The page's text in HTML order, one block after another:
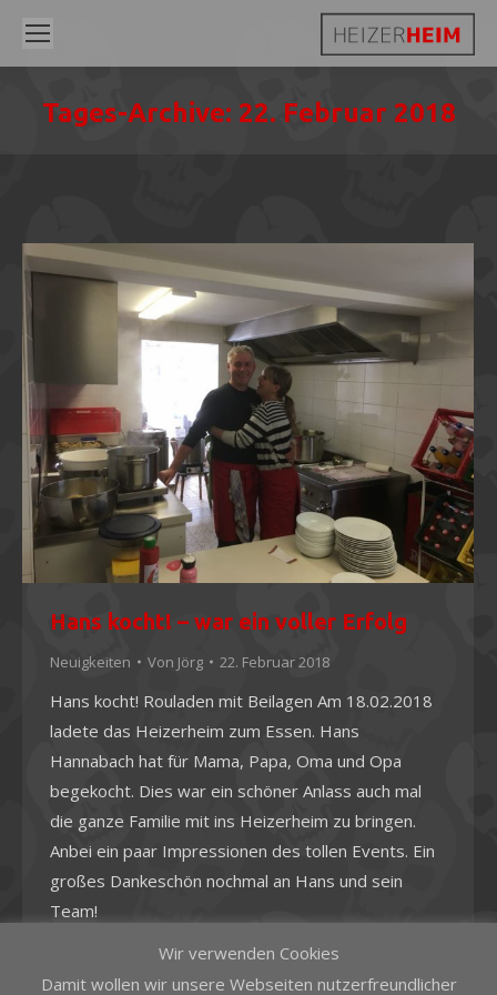
Tages-Archive: 22. Februar 2018
Hans kocht! – war ein voller Erfolg
Neuigkeiten Von Jörg 22. Februar 2018
Hans kocht! Rouladen mit Beilagen Am 18.02.2018
ladete das Heizerheim zum Essen. Hans
Hannabach hat für Mama, Papa, Oma und Opa
begekocht. Dies war ein schöner Anlass auch mal
die ganze Familie mit ins Heizerheim zu bringen.
Anbei ein paar Impressionen des tollen Events. Ein
großes Dankeschön nochmal an Hans und sein
Team!
Wir verwenden Cookies
Damit wollen wir unsere Webseiten nutzerfreundlicher